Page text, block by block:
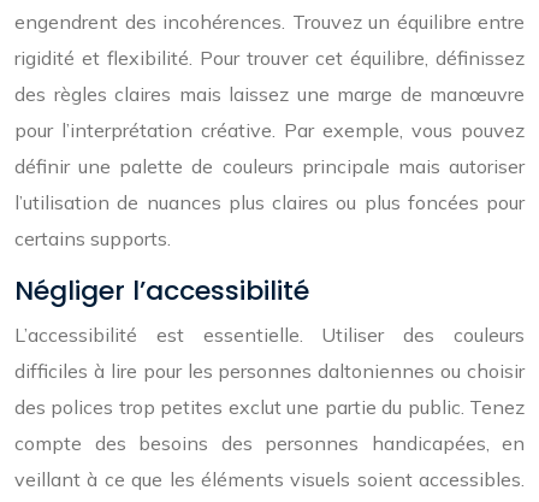
engendrent des incohérences. Trouvez un équilibre entre
rigidité et flexibilité. Pour trouver cet équilibre, définissez
des règles claires mais laissez une marge de manœuvre
pour l’interprétation créative. Par exemple, vous pouvez
définir une palette de couleurs principale mais autoriser
l’utilisation de nuances plus claires ou plus foncées pour
certains supports.
Négliger l’accessibilité
L’accessibilité est essentielle. Utiliser des couleurs
difficiles à lire pour les personnes daltoniennes ou choisir
des polices trop petites exclut une partie du public. Tenez
compte des besoins des personnes handicapées, en
veillant à ce que les éléments visuels soient accessibles.